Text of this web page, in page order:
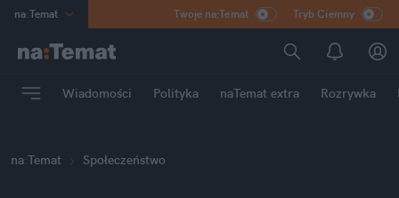
na:Temat
Poland
mama
Rozrywka
Twoje na:Temat Tryb Ciemny
Wiadomości Polityka naTemat extra Rozrywka
na:Temat Społeczeństwo